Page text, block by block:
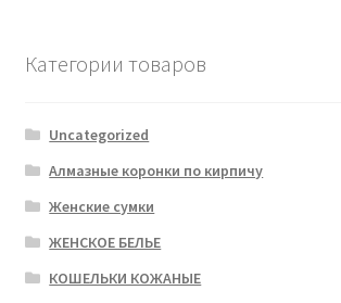
Категории товаров
Uncategorized
Алмазные коронки по кирпичу
Женские сумки
ЖЕНСКОЕ БЕЛЬЕ
КОШЕЛЬКИ КОЖАНЫЕ